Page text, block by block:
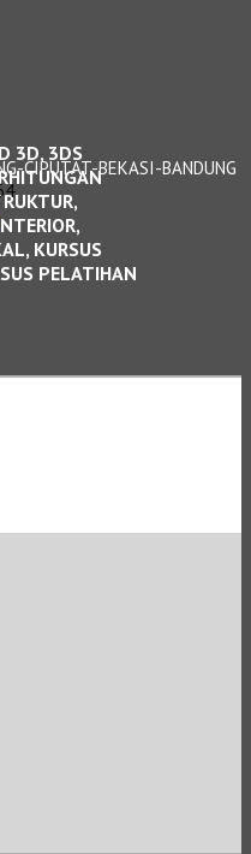
3D, 3DS
KURSUS
PELATIHAN
CIPUTAT-BEKASI-BANDUNG